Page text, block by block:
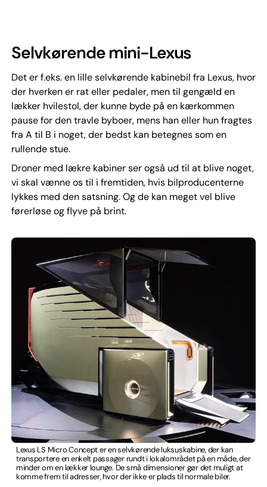
Selvkørende mini-Lexus
Det er f.eks. en lille selvkørende kabinebil fra Lexus, hvor
der hverken er rat eller pedaler, men til gengæld en
lækker hvilestol, der kunne byde på en kærkommen
pause for den travle byboer, mens han eller hun fragtes
fra A til B i noget, der bedst kan betegnes som en
rullende stue.
Droner med lækre kabiner ser også ud til at blive noget,
vi skal vænne os til i fremtiden, hvis bilproducenterne
lykkes med den satsning. Og de kan meget vel blive
førerløse og flyve på brint.
Lexus LS Micro Concept er en selvkørende luksuskabine, der kan
transportere en enkelt passager rundt i lokalområdet på en måde, der
minder om en lækker lounge. De små dimensioner gør det muligt at
komme frem til adresser, hvor der ikke er plads til normale biler.